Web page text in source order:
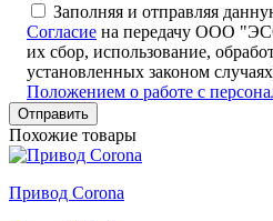
Заполняя и отправляя
Согласие на передачу ООО
их сбор, использование,
установленных законом
Положением о работе с
Похожие товары
Привод Corona